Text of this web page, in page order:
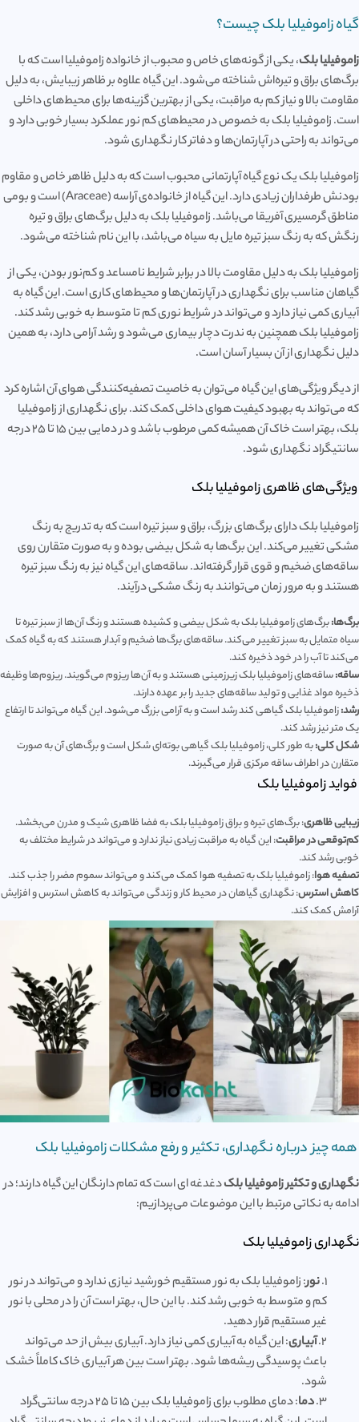
گیاه زاموفیلیا بلک چیست؟
زاموفیلیا بلک، یکی از گونه‌های خاص و محبوب از خانواده زاموفیلیا است که با
برگ‌های براق و تیره‌اش شناخته می‌شود. این گیاه علاوه بر ظاهر زیبایش، به دلیل
مقاومت بالا و نیاز کم به مراقبت، یکی از بهترین گزینه‌ها برای محیط‌های داخلی
است. زاموفیلیا بلک به خصوص در محیط‌های کم نور عملکرد بسیار خوبی دارد و
می‌تواند به راحتی در آپارتمان‌ها و دفاتر کار نگهداری شود.
زاموفیلیا بلک یک نوع گیاه آپارتمانی محبوب است که به دلیل ظاهر خاص و مقاوم
بودنش طرفداران زیادی دارد. این گیاه از خانواده‌ی آراسه (Araceae) است و بومی
مناطق گرمسیری آفریقا می‌باشد. زاموفیلیا بلک به دلیل برگ‌های براق و تیره
رنگش که به رنگ سبز تیره مایل به سیاه می‌باشد، با این نام شناخته می‌شود.
زاموفیلیا بلک به دلیل مقاومت بالا در برابر شرایط نامساعد و کم‌نور بودن، یکی از
گیاهان مناسب برای نگهداری در آپارتمان‌ها و محیط‌های کاری است. این گیاه به
آبیاری کمی نیاز دارد و می‌تواند در شرایط نوری کم تا متوسط به خوبی رشد کند.
زاموفیلیا بلک همچنین به ندرت دچار بیماری می‌شود و رشد آرامی دارد، به همین
دلیل نگهداری از آن بسیار آسان است.
از دیگر ویژگی‌های این گیاه می‌توان به خاصیت تصفیه‌کنندگی هوای آن اشاره کرد
که می‌تواند به بهبود کیفیت هوای داخلی کمک کند. برای نگهداری از زاموفیلیا
بلک، بهتر است خاک آن همیشه کمی مرطوب باشد و در دمایی بین ۱۵ تا ۲۵ درجه
سانتیگراد نگهداری شود.
ویژگی‌های ظاهری زاموفیلیا بلک
زاموفیلیا بلک دارای برگ‌های بزرگ، براق و سبز تیره است که به تدریج به رنگ
مشکی تغییر می‌کند. این برگ‌ها به شکل بیضی بوده و به صورت متقارن روی
ساقه‌های ضخیم و قوی قرار گرفته‌اند. ساقه‌های این گیاه نیز به رنگ سبز تیره
هستند و به مرور زمان می‌توانند به رنگ مشکی درآیند.
برگ‌ها:برگ‌های زاموفیلیا بلک به شکل بیضی و کشیده هستند و رنگ آن‌ها از سبز تیره تا
سیاه متمایل به سبز تغییر می‌کند. ساقه‌های برگ‌ها ضخیم و آبدار هستند که به گیاه کمک
می‌کند تا آب را در خود ذخیره کند.
ساقه:ساقه‌های زاموفیلیا بلک زیرزمینی هستند و به آن‌ها ریزوم می‌گویند. ریزوم‌ها وظیفه
ذخیره مواد غذایی و تولید ساقه‌های جدید را بر عهده دارند.
رشد:زاموفیلیا بلک گیاهی کند رشد است و به آرامی بزرگ می‌شود. این گیاه می‌تواند تا ارتفاع
یک متر نیز رشد کند.
شکل کلی:به طور کلی، زاموفیلیا بلک گیاهی بوته‌ای شکل است و برگ‌های آن به صورت
متقارن در اطراف ساقه مرکزی قرار می‌گیرند.
فواید زاموفیلیا بلک
زیبایی ظاهری: برگ‌های تیره و براق زاموفیلیا بلک به فضا ظاهری شیک و مدرن می‌بخشد.
کم‌توقعی در مراقبت: این گیاه به مراقبت زیادی نیاز ندارد و می‌تواند در شرایط مختلف به
خوبی رشد کند.
تصفیه هوا: زاموفیلیا بلک به تصفیه هوا کمک می‌کند و می‌تواند سموم مضر را جذب کند.
کاهش استرس: نگهداری گیاهان در محیط کار و زندگی می‌تواند به کاهش استرس و افزایش
آرامش کمک کند.
همه چیز درباره نگهداری، تکثیر و رفع مشکلات زاموفیلیا بلک
نگهداری و تکثیر زاموفیلیا بلکدغدغه ای است که تمام دارنگان این گیاه دارند؛ در
ادامه به نکاتی مرتبط با این موضوعات می‌پردازیم:
نگهداری زاموفیلیا بلک
1. نور: زاموفیلیا بلک به نور مستقیم خورشید نیازی ندارد و می‌تواند در نور
کم و متوسط به خوبی رشد کند. با این حال، بهتر است آن را در محلی با نور
غیر مستقیم قرار دهید.
2. آبیاری: این گیاه به آبیاری کمی نیاز دارد. آبیاری بیش از حد می‌تواند
باعث پوسیدگی ریشه‌ها شود. بهتر است بین هر آبیاری خاک کاملاً خشک
شود.
3. دما
: دمای مطلوب برای زاموفیلیا بلک بین ۱۵ تا ۲۵ درجه سانتی‌گراد